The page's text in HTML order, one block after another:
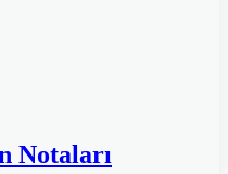
Notaları